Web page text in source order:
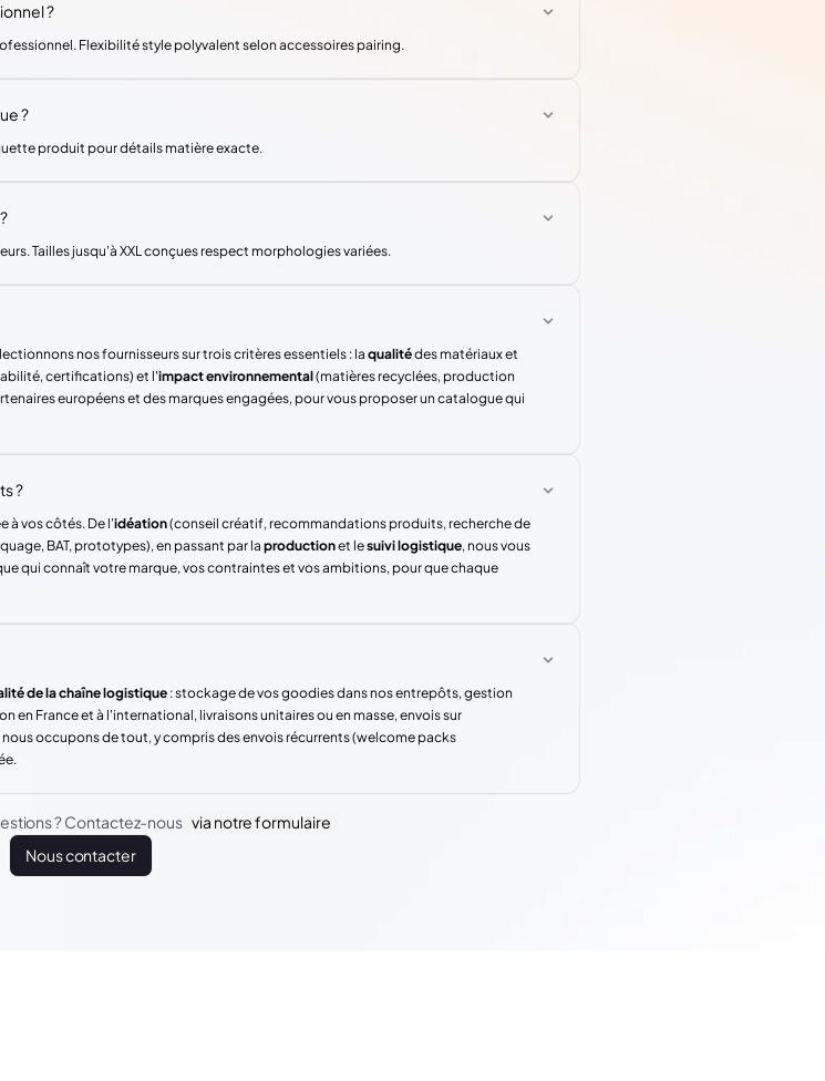
?
Flexibilité style polyvalent selon accessoires pairing.
?
produit pour détails matière exacte.
Tailles jusqu'à XXL conçues respect morphologies variées.
nos fournisseurs sur trois critères essentiels : la qualitédes matériaux et
certifications) et l'impact environnemental(matières recyclées, production
européens et des marques engagées, pour vous proposer un catalogue qui
?
à vos côtés. De l'idéation(conseil créatif, recommandations produits, recherche de
BAT, prototypes), en passant par la productionet lesuivi logistique, nous vous
qui connaît votre marque, vos contraintes et vos ambitions, pour que chaque
de la chaîne logistique : stockage de vos goodies dans nos entrepôts, gestion
France et à l'international, livraisons unitaires ou en masse, envois sur
occupons de tout, y compris des envois récurrents (welcome packs
? Contactez-nous via notre formulaire
Nous contacter